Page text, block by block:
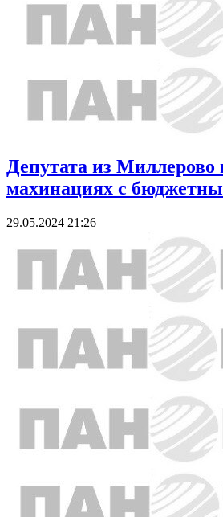
Депутата из Миллерово
махинациях с
29.05.2024 21:26